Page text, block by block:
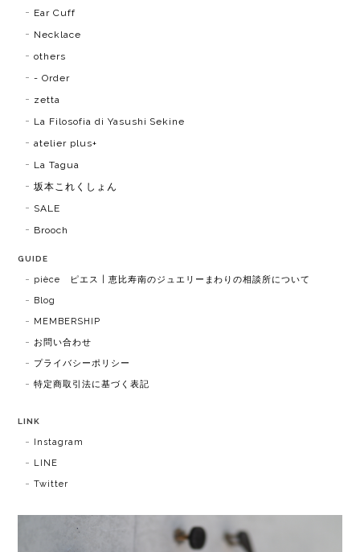
Ear Cuff
Necklace
others
- Order
zetta
La Filosofia di Yasushi Sekine
atelier plus+
La Tagua
坂本これくしょん
SALE
Brooch
GUIDE
pièce ピエス | 恵比寿南のジュエリーまわりの相談所について
Blog
MEMBERSHIP
お問い合わせ
プライバシーポリシー
特定商取引法に基づく表記
LINK
Instagram
LINE
Twitter